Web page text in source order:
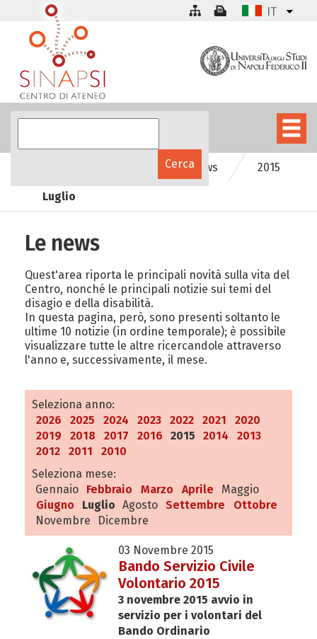
IT
Le news 2015
Luglio
Le news
Quest'area riporta le principali novità sulla vita del
Centro, nonché le principali notizie sui temi del
disagio e della disabilità.
In questa pagina, però, sono presenti soltanto le
ultime 10 notizie (in ordine temporale); è possibile
visualizzare tutte le altre ricercandole attraverso
l'anno e, successivamente, il mese.
Seleziona anno:
2026
2025 2024 2023 2022 2021
2020
2019
2018 2017 2016 2015 2014
2013
2012
2011
2010
Seleziona mese:
Gennaio
Febbraio Marzo Aprile
Maggio
Giugno
Luglio Agosto Settembre
Ottobre
Novembre
Dicembre
03 Novembre 2015
Bando Servizio Civile
Volontario 2015
3 novembre 2015 avvio in
servizio per i volontari del
Bando Ordinario